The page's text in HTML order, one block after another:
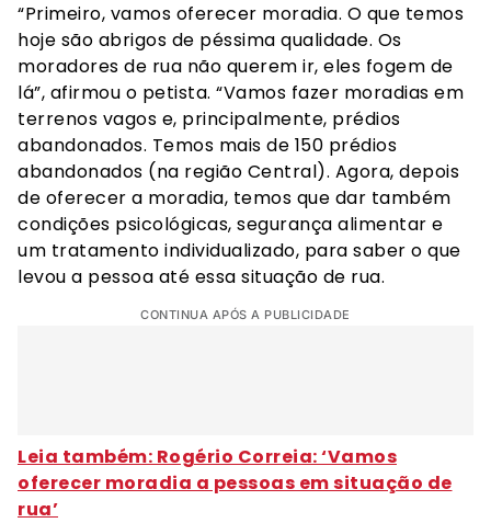
“Primeiro, vamos oferecer moradia. O que temos
hoje são abrigos de péssima qualidade. Os
moradores de rua não querem ir, eles fogem de
lá”, afirmou o petista. “Vamos fazer moradias em
terrenos vagos e, principalmente, prédios
abandonados. Temos mais de 150 prédios
abandonados (na região Central). Agora, depois
de oferecer a moradia, temos que dar também
condições psicológicas, segurança alimentar e
um tratamento individualizado, para saber o que
levou a pessoa até essa situação de rua.
CONTINUA APÓS A PUBLICIDADE
Leia também: Rogério Correia: ‘Vamos
oferecer moradia a pessoas em situação de
rua’